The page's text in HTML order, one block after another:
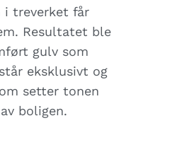
i treverket får
Resultatet ble
gulv som
eksklusivt og
setter tonen
boligen.